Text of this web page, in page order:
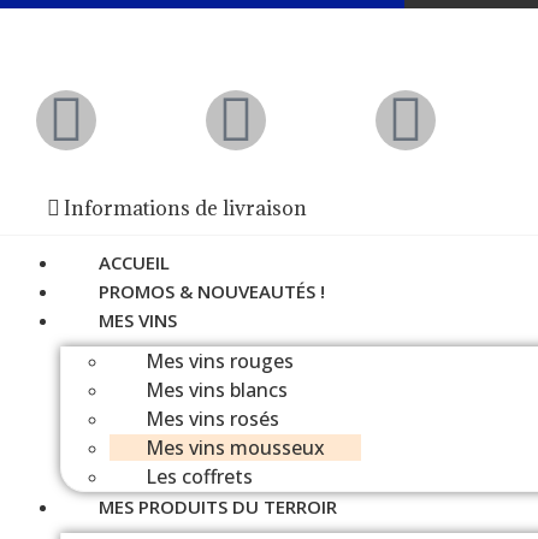
Informations de livraison
ACCUEIL
PROMOS & NOUVEAUTÉS !
MES VINS
Mes vins rouges
Mes vins blancs
Mes vins rosés
Mes vins mousseux
Les coffrets
MES PRODUITS DU TERROIR